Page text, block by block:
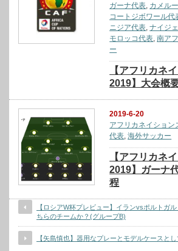
ガーナ代表, カメル
コートジボワール代
ニジア代表,ナイジ
モロッコ代表,南ア
ー
【アフリカネ
2019】大会概
2019-6-20
アフリカネイション
代表,海外サッカー
【アフリカネ
2019】ガーナ
程
【ロシアW杯プレビュー】イランvsポルトガ
ちらのチームか？(グループB)
【矢島慎也】器用なプレーとモデルケースと